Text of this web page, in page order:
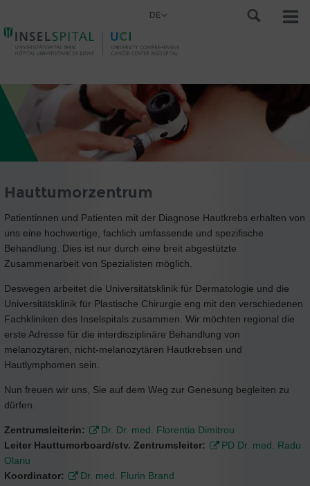
DE
Hauttumorzentrum
Patientinnen und Patienten mit der Diagnose Hautkrebs erhalten von
uns eine hochwertige, fachlich umfassende und spezifische
Behandlung. Dies ist nur durch eine breit abgestützte
Zusammenarbeit von Spezialisten möglich.
Deswegen arbeitet die Universitätsklinik für Dermatologie und die
Universitätsklinik für Plastische Chirurgie eng mit den verschiedenen
Fachkliniken des Inselspitals zusammen. Wir möchten regional die
erste Adresse für die interdisziplinäre Behandlung von
melanozytären, nicht-melanozytären Hautkrebsen und
Hautlymphomen sein.
Nun freuen wir uns, Sie auf dem Weg zur Genesung begleiten zu
dürfen.
Zentrumsleiterin:
Dr. Dr. med. Florentia Dimitrou
Leiter Hauttumorboard/stv. Zentrumsleiter:
PD Dr. med. Radu
Olariu
Koordinator:
Dr. med. Flurin Brand